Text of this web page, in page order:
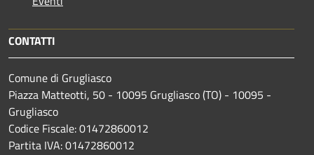
CONTATTI
Comune di Grugliasco
Piazza Matteotti, 50 - 10095 Grugliasco (TO) - 10095 -
Grugliasco
Codice Fiscale: 01472860012
Partita IVA: 01472860012